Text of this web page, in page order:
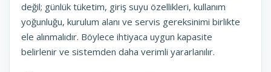
değil; günlük tüketim, giriş suyu özellikleri, kullanım
yoğunluğu, kurulum alanı ve servis gereksinimi birlikte
ele alınmalıdır. Böylece ihtiyaca uygun kapasite
belirlenir ve sistemden daha verimli yararlanılır.